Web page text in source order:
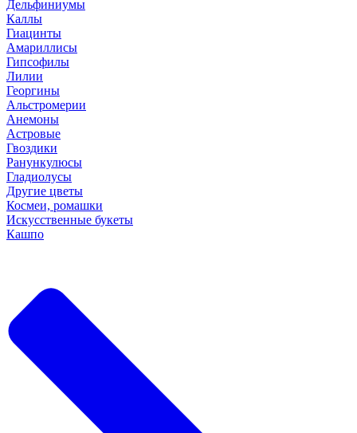
Дельфиниумы
Каллы
Гиацинты
Амариллисы
Гипсофилы
Лилии
Георгины
Альстромерии
Анемоны
Астровые
Гвоздики
Ранункулюсы
Гладиолусы
Другие цветы
Космеи, ромашки
Искусственные букеты
Кашпо